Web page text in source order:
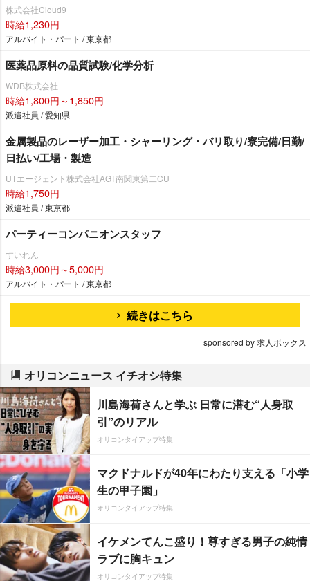
株式会社Cloud9
時給1,230円
アルバイト・パート / 東京都
医薬品原料の品質試験/化学分析
WDB株式会社
時給1,800円～1,850円
派遣社員 / 愛知県
金属製品のレーザー加工・シャーリング・バリ取り/寮完備/日勤/
日払い/工場・製造
UTエージェント株式会社AGT南関東第二CU
時給1,750円
派遣社員 / 東京都
パーティーコンパニオンスタッフ
すいれん
時給3,000円～5,000円
アルバイト・パート / 東京都
続きはこちら
sponsored by 求人ボックス
オリコンニュース イチオシ特集
川島海荷さんと学ぶ 日常に潜む“人身取
引”のリアル
オリコンタイアップ特集
マクドナルドが40年にわたり支える「小学
生の甲子園」
オリコンタイアップ特集
イケメンてんこ盛り！尊すぎる男子の純情
ラブに胸キュン
オリコンタイアップ特集